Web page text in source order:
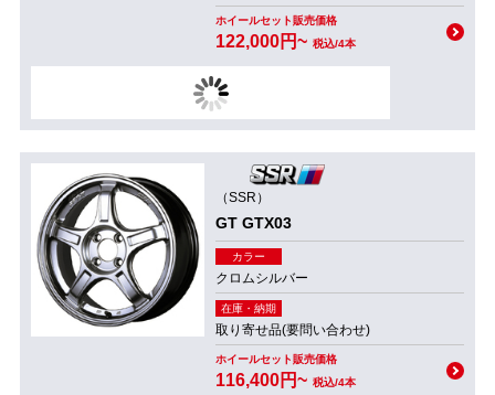
ホイールセット販売価格
122,000円~ 税込/4本
（SSR）
GT GTX03
カラー
クロムシルバー
在庫・納期
取り寄せ品(要問い合わせ)
ホイールセット販売価格
116,400円~ 税込/4本